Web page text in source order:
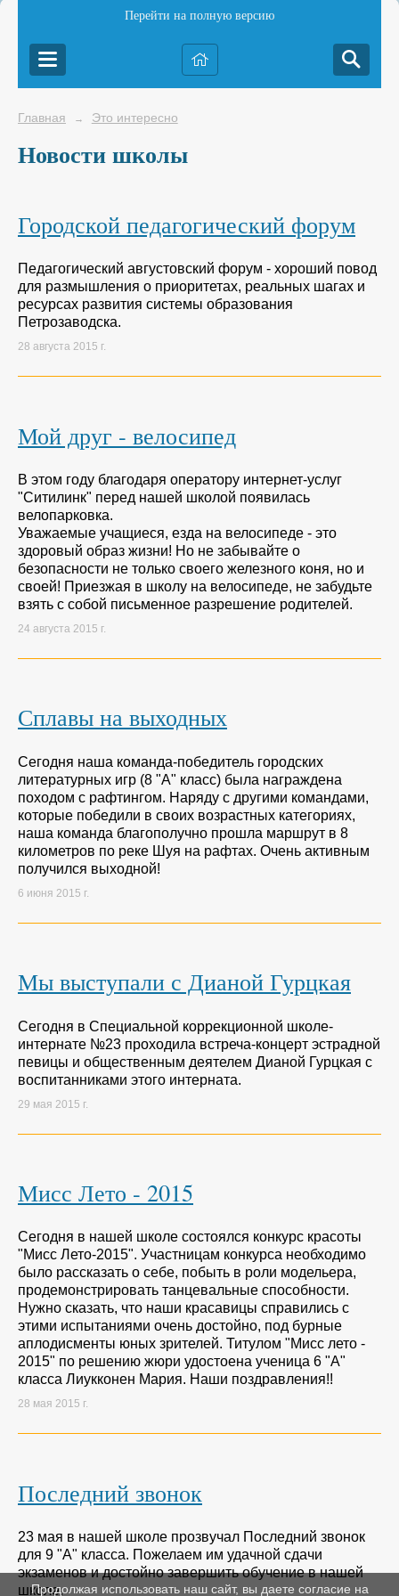
Перейти на полную версию
Главная → Это интересно
Новости школы
Городской педагогический форум
Педагогический августовский форум - хороший повод
для размышления о приоритетах, реальных шагах и
ресурсах развития системы образования
Петрозаводска.
28 августа 2015 г.
Мой друг - велосипед
В этом году благодаря оператору интернет-услуг
"Ситилинк" перед нашей школой появилась
велопарковка.
Уважаемые учащиеся, езда на велосипеде - это
здоровый образ жизни! Но не забывайте о
безопасности не только своего железного коня, но и
своей! Приезжая в школу на велосипеде, не забудьте
взять с собой письменное разрешение родителей.
24 августа 2015 г.
Сплавы на выходных
Сегодня наша команда-победитель городских
литературных игр (8 "А" класс) была награждена
походом с рафтингом. Наряду с другими командами,
которые победили в своих возрастных категориях,
наша команда благополучно прошла маршрут в 8
километров по реке Шуя на рафтах. Очень активным
получился выходной!
6 июня 2015 г.
Мы выступали с Дианой Гурцкая
Сегодня в Специальной коррекционной школе-
интернате №23 проходила встреча-концерт эстрадной
певицы и общественным деятелем Дианой Гурцкая с
воспитанниками этого интерната.
29 мая 2015 г.
Мисс Лето - 2015
Сегодня в нашей школе состоялся конкурс красоты
"Мисс Лето-2015". Участницам конкурса необходимо
было рассказать о себе, побыть в роли модельера,
продемонстрировать танцевальные способности.
Нужно сказать, что наши красавицы справились с
этими испытаниями очень достойно, под бурные
аплодисменты юных зрителей. Титулом "Мисс лето -
2015" по решению жюри удостоена ученица 6 "А"
класса Лиукконен Мария. Наши поздравления!!
28 мая 2015 г.
Последний звонок
23 мая в нашей школе прозвучал Последний звонок
для 9 "А" класса. Пожелаем им удачной сдачи
экзаменов и достойно завершить обучение в нашей
школе.
Продолжая использовать наш сайт, вы даете согласие на